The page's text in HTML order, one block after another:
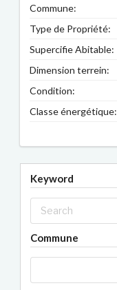
Commune:
Type de Propriété:
Supercifie Abitable:
Dimension terrein:
Condition:
Classe énergétique:
Keyword
Commune